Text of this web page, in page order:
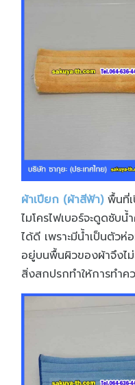
ผ้าเปียก (ผ้าสีฟ้า)พื้นที่เ
ไมโครไฟเบอร์จะดูดซับ
ได้ดี เพราะมีน้ำเป็นตัวห่
อยู่บนพื้นผิวของผ้าจึงไ
สิ่งสกปรกทำให้การทำ